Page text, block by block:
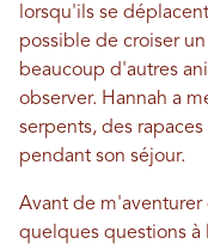
lorsqu'ils se
possible de croiser
beaucoup d'autres
observer. Hannah a
serpents, des
pendant son séjour.
Avant de m'aventurer
quelques questions à